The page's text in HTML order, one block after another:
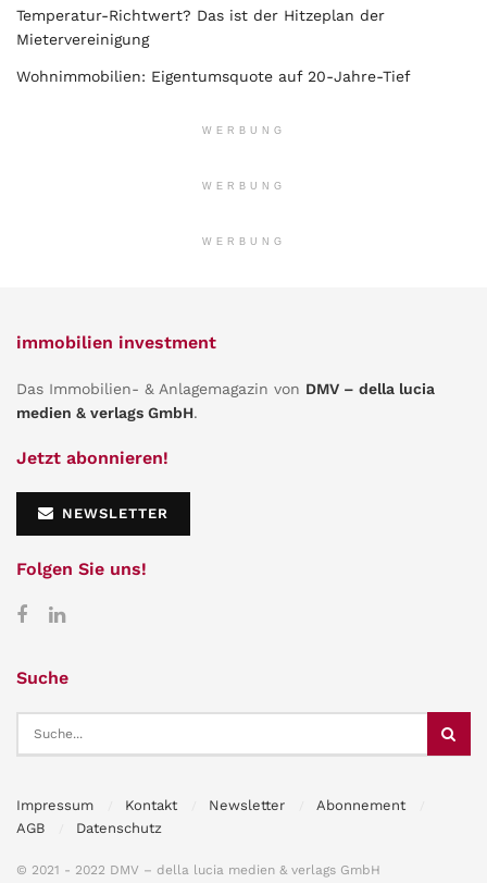
Temperatur-Richtwert? Das ist der Hitzeplan der
Mietervereinigung
Wohnimmobilien: Eigentumsquote auf 20-Jahre-Tief
WERBUNG
WERBUNG
WERBUNG
immobilien investment
Das Immobilien- & Anlagemagazin von DMV – della lucia
medien & verlags GmbH.
Jetzt abonnieren!
NEWSLETTER
Folgen Sie uns!
Suche
Impressum Kontakt Newsletter
Abonnement
AGB
Datenschutz
© 2021 - 2022 DMV – della lucia medien & verlags GmbH